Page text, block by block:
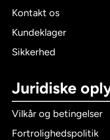
Kontakt os
Kundeklager
Sikkerhed
Juridiske
Vilkår og betingelser
Fortrolighedspolitik